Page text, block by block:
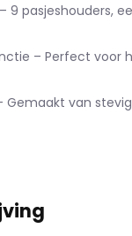
9 pasjeshouders,
– Perfect voor
Gemaakt van